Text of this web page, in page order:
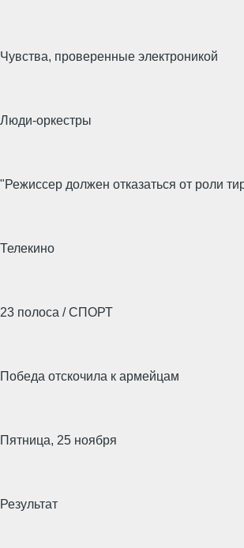
Чувства, проверенные электроникой
Люди-оркестры
"Режиссер должен отказаться от роли
Телекино
23 полоса / СПОРТ
Победа отскочила к армейцам
Пятница, 25 ноября
Результат